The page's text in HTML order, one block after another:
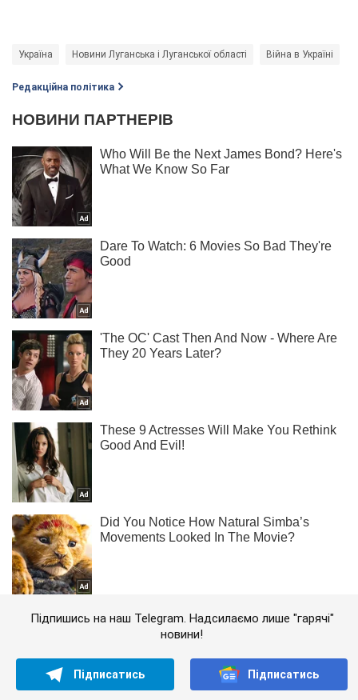
Україна Новини Луганська і Луганської області Війна в Україні
Редакційна політика
Підпишись на наш Telegram. Надсилаємо лише "гарячі"
новини!
Підписатись Підписатись